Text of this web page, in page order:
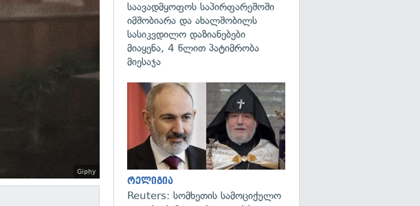
Giphy
საავადმყოფოს საპირფარეშოში
იმშობიარა და ახალშობილს
სასიკვდილო დაზიანებები
მიაყენა, 4 წლით პატიმრობა
მიესაჯა
რელიგია
Reuters: სომხეთის სამოციქულო